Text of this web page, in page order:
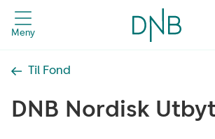
Meny
Til Fond
DNB Nordisk